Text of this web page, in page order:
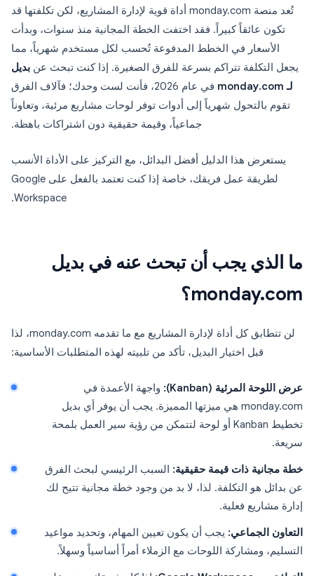
تُعد منصة monday.com أداة قوية لإدارة المشاريع، لكن تكلفتها قد
تكون عائقاً كبيراً. فقد اختفت الخطة المجانية منذ سنوات، وبدأت
الأسعار في الخطط المدفوعة تُحسب لكل مستخدم شهرياً، مما
يجعل التكلفة تتراكم بسرعة للفرق الصغيرة. إذا كنت تبحث عن بديل
لـ monday.com
في عام 2026، فأنت لست وحدك؛ فآلاف الفرق
تقوم بالتحول شهرياً إلى أدوات توفر لوحات مشاريع مرئية، وتعاوناً
جماعياً، وقيمة حقيقية دون اشتراكات باهظة.
يستعرض هذا الدليل أفضل البدائل، مع التركيز على الأداة الأنسب
لطريقة عمل فريقك، خاصة إذا كنت تعتمد بالفعل على Google
Workspace.
ما الذي يجب أن تبحث عنه في بديل
monday.com؟
لن تتطابق كل أداة لإدارة المشاريع مع ما تقدمه monday.com، لذا
قبل اختيار البديل، تأكد من تلبيته لهذه المتطلبات الأساسية:
عرض اللوحة المرئية (Kanban):
واجهة الأعمدة في
monday.com هي ميزتها المميزة. يجب أن يوفر أي بديل
تخطيط Kanban أو لوحة لتتمكن من رؤية سير العمل بلمحة
سريعة.
خطة مجانية ذات قيمة حقيقية: السبب الرئيسي لبحث الفرق
عن بدائل هو التكلفة. لذا، لا بد من وجود خطة مجانية تتيح لك
إدارة مشاريع فعلية.
التعاون الجماعي: يجب أن يكون تعيين المهام، وتحديد مواعيد
التسليم، ومشاركة اللوحات مع الزملاء أمراً أساسياً وسهلاً.